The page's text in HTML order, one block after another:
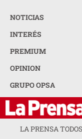
NOTICIAS
INTERÉS
PREMIUM
OPINION
GRUPO OPSA
LA PRENSA